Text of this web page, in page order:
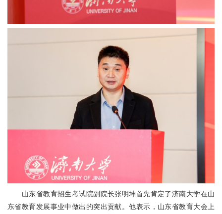
山东省教育招生考试院副院长张明坤首先肯定了济南大学在山
东省教育发展事业中做出的突出贡献。他表示，山东省教育大会上